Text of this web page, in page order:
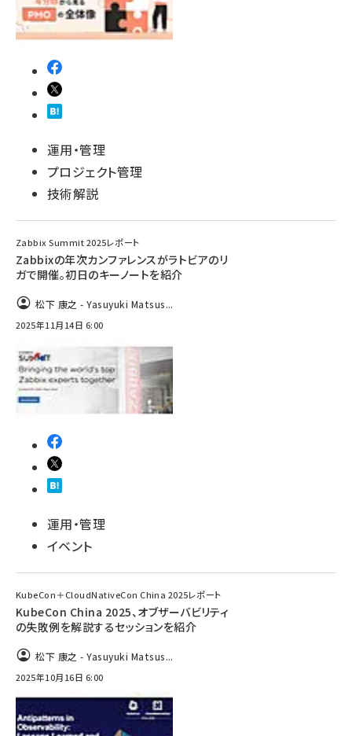
運用・管理
プロジェクト管理
技術解説
Zabbix Summit 2025レポート
Zabbixの年次カンファレンスがラトビアのリ
ガで開催。初日のキーノートを紹介
松下 康之 - Yasuyuki Matsus...
2025年11月14日 6:00
運用・管理
イベント
KubeCon＋CloudNativeCon China 2025レポート
KubeCon China 2025、オブザーバビリティ
の失敗例を解説するセッションを紹介
松下 康之 - Yasuyuki Matsus...
2025年10月16日 6:00